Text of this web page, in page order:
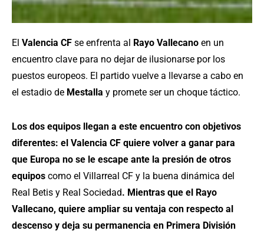
El Valencia CF se enfrenta al Rayo Vallecano en un
encuentro clave para no dejar de ilusionarse por los
puestos europeos. El partido vuelve a llevarse a cabo en
el estadio de Mestalla y promete ser un choque táctico.
Los dos equipos llegan a este encuentro con objetivos
diferentes: el Valencia CF quiere volver a ganar para
que Europa no se le escape ante la presión de otros
equipos como el Villarreal CF y la buena dinámica del
Real Betis y Real Sociedad. Mientras que el Rayo
Vallecano, quiere ampliar su ventaja con respecto al
descenso y deja su permanencia en Primera División